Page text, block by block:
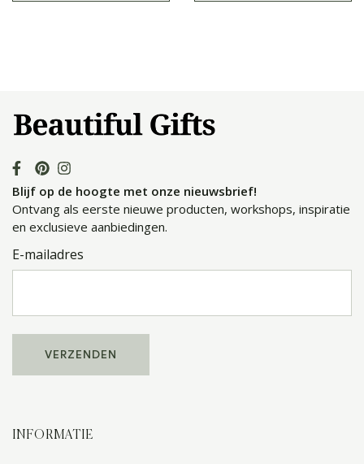
Blijf op de hoogte met onze nieuwsbrief!
Ontvang als eerste nieuwe producten, workshops, inspiratie
en exclusieve aanbiedingen.
E-mailadres
INFORMATIE